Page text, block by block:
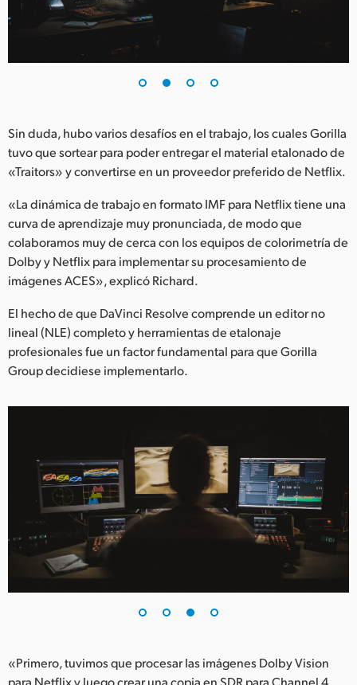
Ukraine
United Kingdom
Sin duda, hubo varios desafíos en el trabajo, los cuales Gorilla
tuvo que sortear para poder entregar el material etalonado de
«Traitors» y convertirse en un proveedor preferido de Netflix.
«La dinámica de trabajo en formato IMF para Netflix tiene una
curva de aprendizaje muy pronunciada, de modo que
colaboramos muy de cerca con los equipos de colorimetría de
Dolby y Netflix para implementar su procesamiento de
imágenes ACES», explicó Richard.
El hecho de que DaVinci Resolve comprende un editor no
lineal (NLE) completo y herramientas de etalonaje
profesionales fue un factor fundamental para que Gorilla
Group decidiese implementarlo.
«Primero, tuvimos que procesar las imágenes Dolby Vision